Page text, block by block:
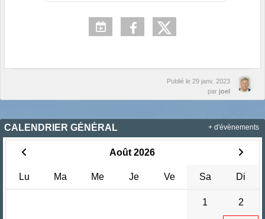
Publié le 29 janv. 2023
par joel
CALENDRIER GÉNÉRAL
Août 2026
Lu Ma Me Je Ve Sa Di
1 2
+ d'évènements